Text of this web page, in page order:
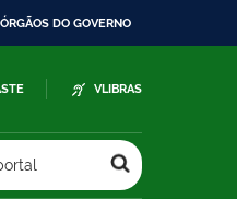
ÓRGÃOS DO GOVERNO
VLIBRAS